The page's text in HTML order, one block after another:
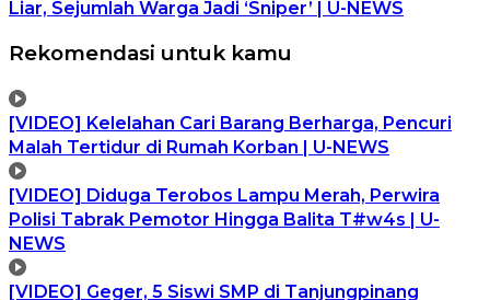
Liar, Sejumlah Warga Jadi ‘Sniper’ | U-NEWS
Rekomendasi untuk kamu
[VIDEO] Kelelahan Cari Barang Berharga, Pencuri
Malah Tertidur di Rumah Korban | U-NEWS
[VIDEO] Diduga Terobos Lampu Merah, Perwira
Polisi Tabrak Pemotor Hingga Balita T#w4s | U-
NEWS
[VIDEO] Geger, 5 Siswi SMP di Tanjungpinang